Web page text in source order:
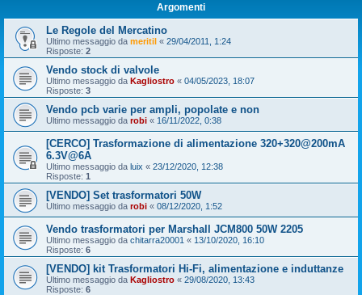
Argomenti
Le Regole del Mercatino
Ultimo messaggio da meritil « 29/04/2011, 1:24
Risposte: 2
Vendo stock di valvole
Ultimo messaggio da Kagliostro « 04/05/2023, 18:07
Risposte: 3
Vendo pcb varie per ampli, popolate e non
Ultimo messaggio da robi « 16/11/2022, 0:38
[CERCO] Trasformazione di alimentazione 320+320@200mA
6.3V@6A
Ultimo messaggio da luix « 23/12/2020, 12:38
Risposte: 1
[VENDO] Set trasformatori 50W
Ultimo messaggio da robi « 08/12/2020, 1:52
Vendo trasformatori per Marshall JCM800 50W 2205
Ultimo messaggio da chitarra20001 « 13/10/2020, 16:10
Risposte: 6
[VENDO] kit Trasformatori Hi-Fi, alimentazione e induttanze
Ultimo messaggio da Kagliostro « 29/08/2020, 13:43
Risposte: 6